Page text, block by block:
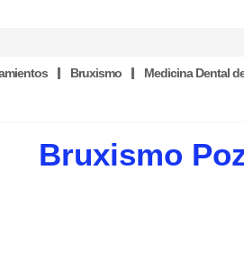
Bruxismo Medicina Dental
Bruxismo